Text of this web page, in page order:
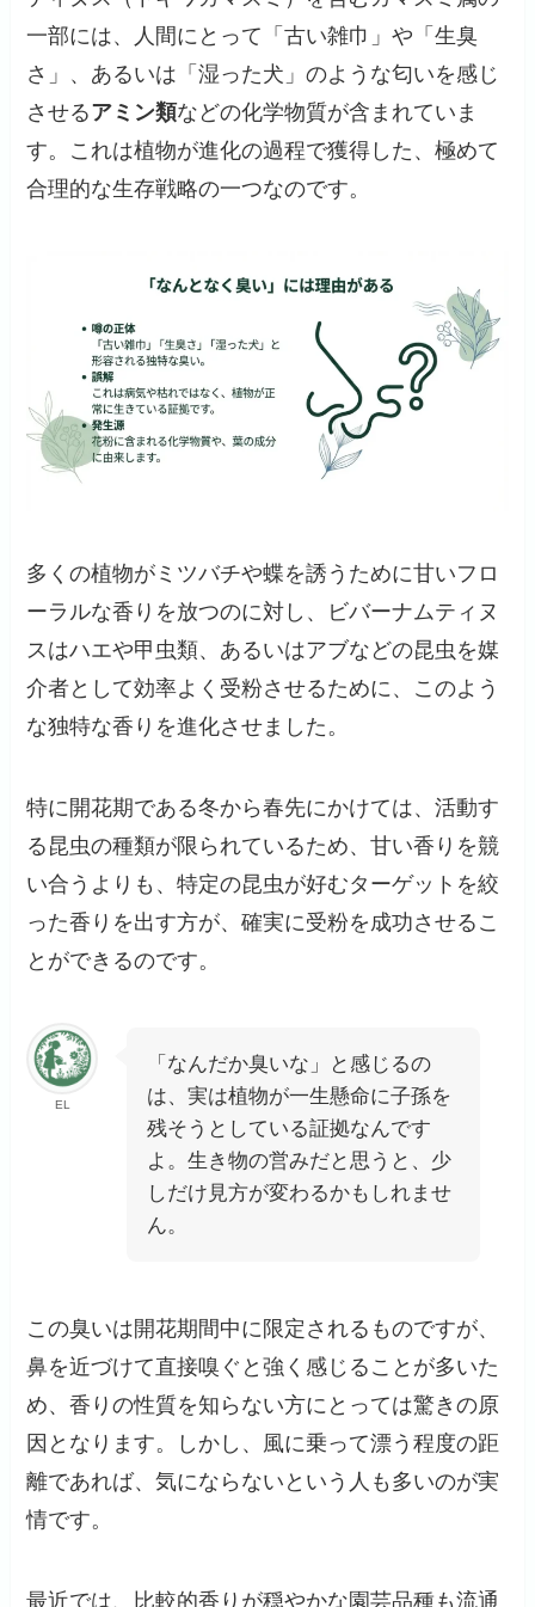
一部には、人間にとって「古い雑巾」や「生臭
さ」、あるいは「湿った犬」のような匂いを感じ
させるアミン類などの化学物質が含まれていま
す。これは植物が進化の過程で獲得した、極めて
合理的な生存戦略の一つなのです。
多くの植物がミツバチや蝶を誘うために甘いフロ
ーラルな香りを放つのに対し、ビバーナムティヌ
スはハエや甲虫類、あるいはアブなどの昆虫を媒
介者として効率よく受粉させるために、このよう
な独特な香りを進化させました。
特に開花期である冬から春先にかけては、活動す
る昆虫の種類が限られているため、甘い香りを競
い合うよりも、特定の昆虫が好むターゲットを絞
った香りを出す方が、確実に受粉を成功させるこ
とができるのです。
EL
「なんだか臭いな」と感じるの
は、実は植物が一生懸命に子孫を
残そうとしている証拠なんです
よ。生き物の営みだと思うと、少
しだけ見方が変わるかもしれませ
ん。
この臭いは開花期間中に限定されるものですが、
鼻を近づけて直接嗅ぐと強く感じることが多いた
め、香りの性質を知らない方にとっては驚きの原
因となります。しかし、風に乗って漂う程度の距
離であれば、気にならないという人も多いのが実
情です。
最近では、比較的香りが穏やかな園芸品種も流通